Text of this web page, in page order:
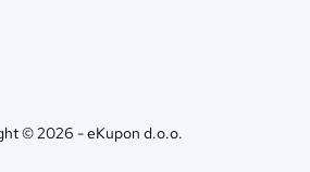
© 2026 - eKupon d.o.o.